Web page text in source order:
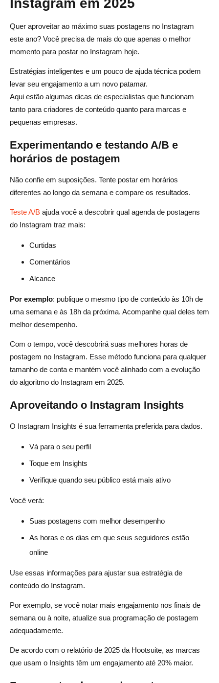
Quer aproveitar ao máximo suas postagens no Instagram
este ano? Você precisa de mais do que apenas o melhor
momento para postar no Instagram hoje.
Estratégias inteligentes e um pouco de ajuda técnica podem
levar seu engajamento a um novo patamar.
Aqui estão algumas dicas de especialistas que funcionam
tanto para criadores de conteúdo quanto para marcas e
pequenas empresas.
Experimentando e testando A/B e
horários de postagem
Não confie em suposições. Tente postar em horários
diferentes ao longo da semana e compare os resultados.
Teste A/B ajuda você a descobrir qual agenda de postagens
do Instagram traz mais:
Curtidas
Comentários
Alcance
Por exemplo: publique o mesmo tipo de conteúdo às 10h de
uma semana e às 18h da próxima. Acompanhe qual deles tem
melhor desempenho.
Com o tempo, você descobrirá suas melhores horas de
postagem no Instagram. Esse método funciona para qualquer
tamanho de conta e mantém você alinhado com a evolução
do algoritmo do Instagram em 2025.
Aproveitando o Instagram Insights
O Instagram Insights é sua ferramenta preferida para dados.
Vá para o seu perfil
Toque em Insights
Verifique quando seu público está mais ativo
Você verá:
Suas postagens com melhor desempenho
As horas e os dias em que seus seguidores estão
online
Use essas informações para ajustar sua estratégia de
conteúdo do Instagram.
Por exemplo, se você notar mais engajamento nos finais de
semana ou à noite, atualize sua programação de postagem
adequadamente.
De acordo com o relatório de 2025 da Hootsuite, as marcas
que usam o Insights têm um engajamento até 20% maior.